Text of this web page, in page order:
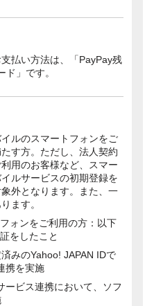
払い方法は、「PayPay残
ド」です。
ルのスマートフォンをご
す方。ただし、法人契約
用のお客様など、スマー
ルサービスの初期登録を
外となります。また、一
ます。
ォンをご利用の方：以下
をしたこと
みのYahoo! JAPAN IDで
携を実施
ービス連携において、ソフ